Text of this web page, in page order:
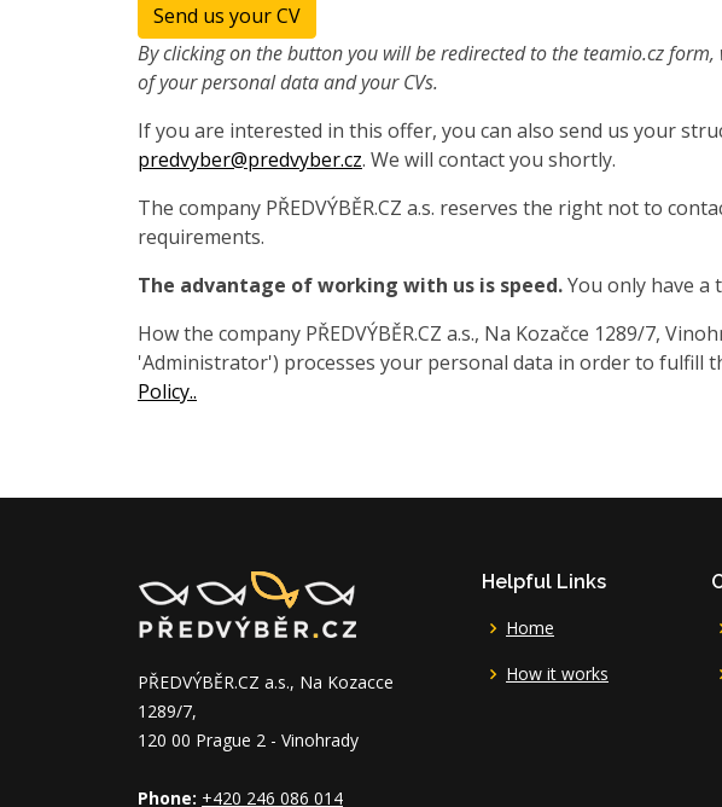
Send us your CV
By clicking on the button you will be redirected to the teamio.cz
of your personal data and your CVs.
If you are interested in this offer, you can also send us your
predvyber@predvyber.cz. We will contact you shortly.
The company PŘEDVÝBĚR.CZ a.s. reserves the right not to
requirements.
The advantage of working with us is speed.You only have
How the company PŘEDVÝBĚR.CZ a.s., Na Kozačce 1289/7,
'Administrator') processes your personal data in order to fulfill
Policy..
PŘEDVÝBĚR.CZ a.s., Na Kozacce
1289/7,
120 00 Prague 2 - Vinohrady
Phone: +420 246 086 014
Helpful Links
Home
How it works